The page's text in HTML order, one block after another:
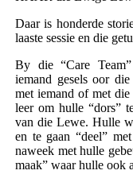
Daar is honderde
laaste sessie en die
By die “Care
iemand gesels oor
met iemand of met
leer om hulle “dors”
van die Lewe. Hulle
en te gaan “deel”
naweek met hulle
maak” waar hulle ook